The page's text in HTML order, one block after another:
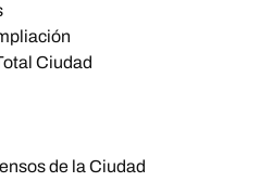
Ciudad
de la Ciudad